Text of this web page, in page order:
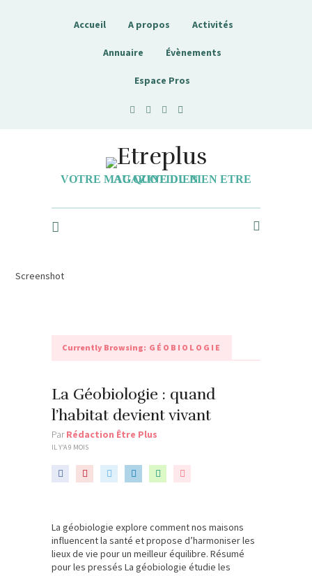
Accueil A propos Activités
Annuaire Évènements
Espace Pros
Etreplus
VOTRE MAGAZINE DU BIEN ETRE AU QUOTIDIEN
Screenshot
Currently Browsing: GÉOBIOLOGIE
La Géobiologie : quand
l’habitat devient vivant
ParRédaction Être Plus
IL Y'A 9 MOIS
La géobiologie explore comment nos maisons
influencent la santé et propose d’harmoniser les
lieux de vie pour un meilleur équilibre. Résumé
pour les pressés La géobiologie étudie les